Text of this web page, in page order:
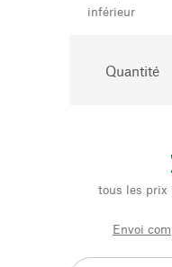
inférieur
Quantité
tous les prix
Envoi